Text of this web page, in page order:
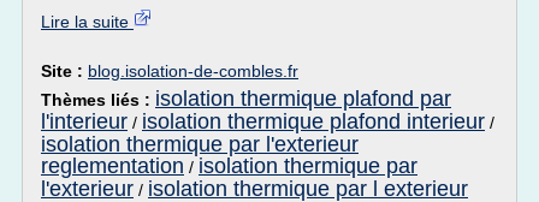
Lire la suite
Site : blog.isolation-de-combles.fr
Thèmes liés : isolation thermique plafond par
l'interieur / isolation thermique plafond interieur /
isolation thermique par l'exterieur
reglementation / isolation thermique par
l'exterieur / isolation thermique par l exterieur